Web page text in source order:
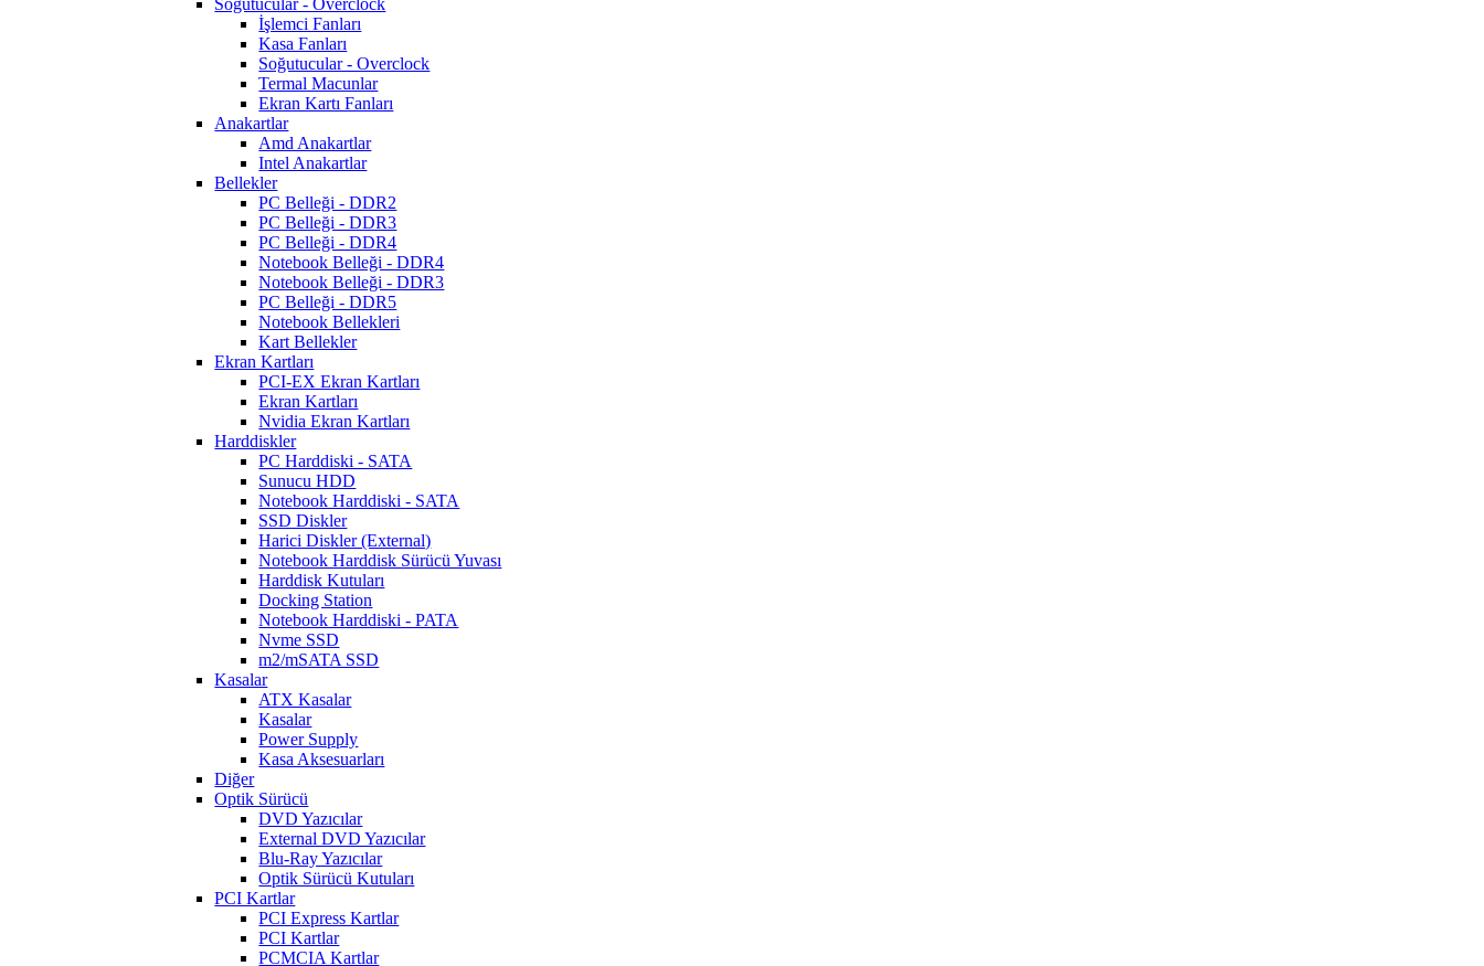
Soğutucular - Overclock
İşlemci Fanları
Kasa Fanları
Soğutucular - Overclock
Termal Macunlar
Ekran Kartı Fanları
Anakartlar
Amd Anakartlar
Intel Anakartlar
Bellekler
PC Belleği - DDR2
PC Belleği - DDR3
PC Belleği - DDR4
Notebook Belleği - DDR4
Notebook Belleği - DDR3
PC Belleği - DDR5
Notebook Bellekleri
Kart Bellekler
Ekran Kartları
PCI-EX Ekran Kartları
Ekran Kartları
Nvidia Ekran Kartları
Harddiskler
PC Harddiski - SATA
Sunucu HDD
Notebook Harddiski - SATA
SSD Diskler
Harici Diskler (External)
Notebook Harddisk Sürücü Yuvası
Harddisk Kutuları
Docking Station
Notebook Harddiski - PATA
Nvme SSD
m2/mSATA SSD
Kasalar
ATX Kasalar
Kasalar
Power Supply
Kasa Aksesuarları
Diğer
Optik Sürücü
DVD Yazıcılar
External DVD Yazıcılar
Blu-Ray Yazıcılar
Optik Sürücü Kutuları
PCI Kartlar
PCI Express Kartlar
PCI Kartlar
PCMCIA Kartlar